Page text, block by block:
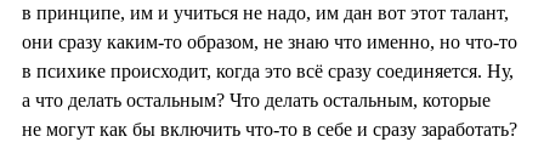
в принципе, им и учиться не надо, им дан вот этот талант,
они сразу каким-то образом, не знаю что именно, но что-то
в психике происходит, когда это всё сразу соединяется. Ну,
а что делать остальным? Что делать остальным, которые
не могут как бы включить что-то в себе и сразу заработать?